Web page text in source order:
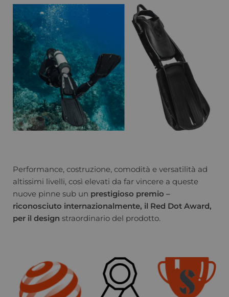
Performance, costruzione, comodità e versatilità ad
altissimi livelli, così elevati da far vincere a queste
nuove pinne sub un prestigioso premio –
riconosciuto internazionalmente, il Red Dot Award,
per il design straordinario del prodotto.